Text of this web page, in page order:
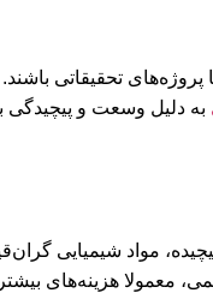
پروژه‌های تحقیقاتی
به دلیل وسعت و پیچیدگی
مواد شیمیایی
معمولا هزینه‌های